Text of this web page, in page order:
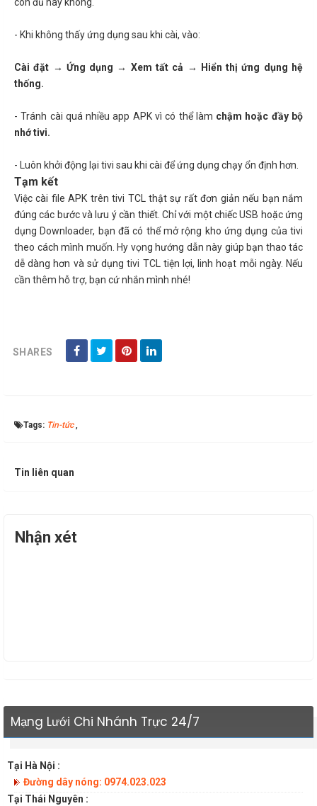
- Khi không thấy ứng dụng sau khi cài, vào:
Cài đặt → Ứng dụng → Xem tất cả → Hiển thị ứng dụng hệ
thống.
- Tránh cài quá nhiều app APK vì có thể làm chậm hoặc đầy bộ
nhớ tivi.
- Luôn khởi động lại tivi sau khi cài để ứng dụng chạy ổn định hơn.
Tạm kết
Việc cài file APK trên tivi TCL thật sự rất đơn giản nếu bạn nắm
đúng các bước và lưu ý cần thiết. Chỉ với một chiếc USB hoặc ứng
dụng Downloader, bạn đã có thể mở rộng kho ứng dụng của tivi
theo cách mình muốn. Hy vọng hướng dẫn này giúp bạn thao tác
dễ dàng hơn và sử dụng tivi TCL tiện lợi, linh hoạt mỗi ngày. Nếu
cần thêm hỗ trợ, bạn cứ nhắn mình nhé!
SHARES
Tags: Tin-tức,
Tin liên quan
Nhận xét
Mạng Lưới Chi Nhánh Trực 24/7
Tại Hà Nội :
Đường dây nóng: 0974.023.023
Tại Thái Nguyên :